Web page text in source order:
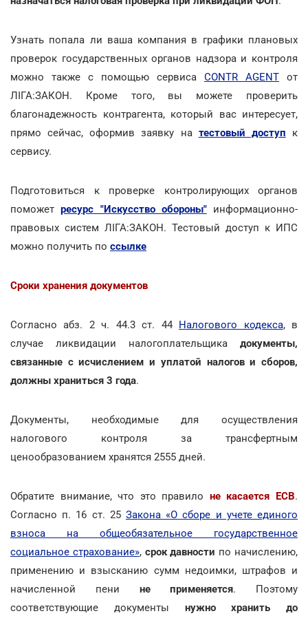
Узнать попала ли ваша компания в графики плановых
проверок государственных органов надзора и контроля
можно также с помощью сервиса CONTR AGENT от
ЛІГА:ЗАКОН. Кроме того, вы можете проверить
благонадежность контрагента, который вас интересует,
прямо сейчас, оформив заявку на тестовый доступ к
сервису.
Подготовиться к проверке контролирующих органов
поможет ресурс "Искусство обороны"информационно-
правовых систем ЛІГА:ЗАКОН. Тестовый доступ к ИПС
можно получить по ссылке
Сроки хранения документов
Согласно абз. 2 ч. 44.3 ст. 44 Налогового кодекса, в
случае ликвидации налогоплательщика документы,
связанные с исчислением и уплатой налогов и сборов,
должны храниться 3 года.
Документы, необходимые для осуществления
налогового контроля за трансфертным
ценообразованием хранятся 2555 дней.
Обратите внимание, что это правило не касается ЕСВ.
Согласно п. 16 ст. 25 Закона «О сборе и учете единого
взноса на общеобязательное государственное
социальное страхование», срок давности по начислению,
применению и взысканию сумм недоимки, штрафов и
начисленной пени не применяется. Поэтому
соответствующие документы нужно хранить до